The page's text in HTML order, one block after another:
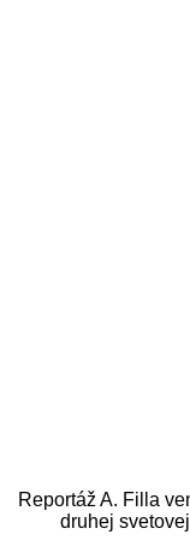
Reportáž A. Filla
druhej